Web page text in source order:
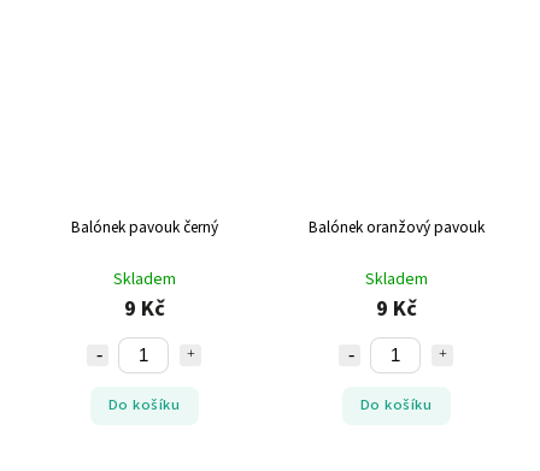
Balónek pavouk černý
Skladem
9 Kč
Do košíku
Balónek oranžový pavouk
Skladem
9 Kč
Do košíku